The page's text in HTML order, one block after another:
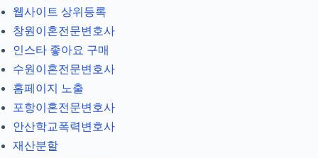
웹사이트 상위등록
창원이혼전문변호사
인스타 좋아요 구매
수원이혼전문변호사
홈페이지 노출
포항이혼전문변호사
안산학교폭력변호사
재산분할